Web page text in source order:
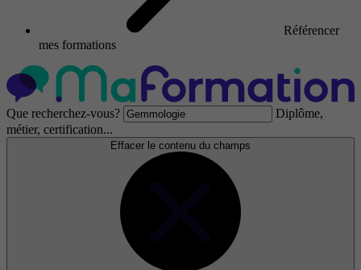
Référencer
mes formations
Que recherchez-vous?
Diplôme,
métier, certification...
Effacer le contenu du champs